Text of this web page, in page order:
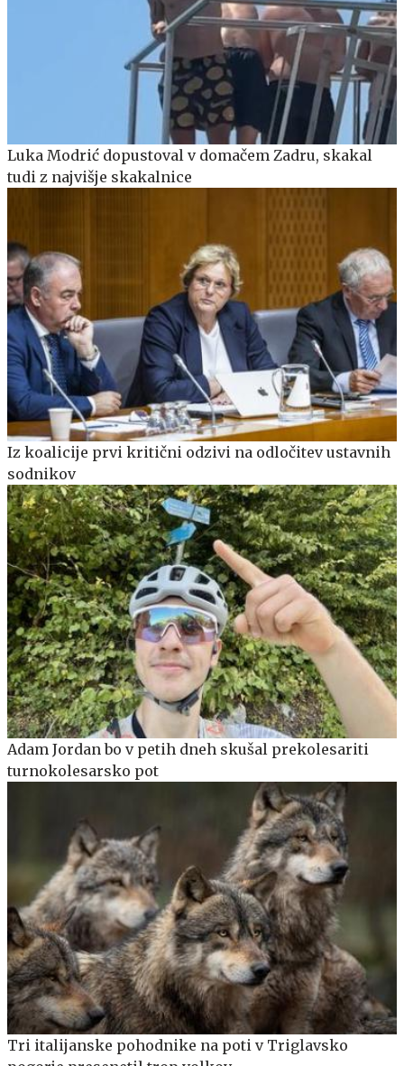
Luka Modrić dopustoval v domačem Zadru, skakal
tudi z najvišje skakalnice
Iz koalicije prvi kritični odzivi na odločitev ustavnih
sodnikov
Adam Jordan bo v petih dneh skušal prekolesariti
turnokolesarsko pot
Tri italijanske pohodnike na poti v Triglavsko